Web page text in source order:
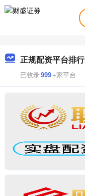
正规配资平台排行
已收录999+家平台